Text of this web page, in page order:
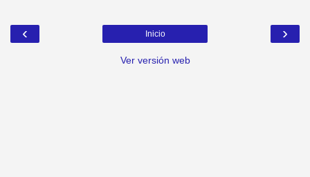
‹ ›
Inicio
Ver versión web